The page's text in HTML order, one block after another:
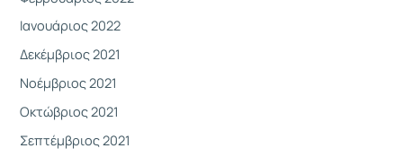
Ιανουάριος 2022
Δεκέμβριος 2021
Νοέμβριος 2021
Οκτώβριος 2021
Σεπτέμβριος 2021